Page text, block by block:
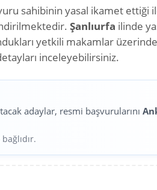
sahibinin yasal ikamet ettiği
Şanlıurfa ilinde
yetkili makamlar
inceleyebilirsiniz.
adaylar, resmi başvurularını